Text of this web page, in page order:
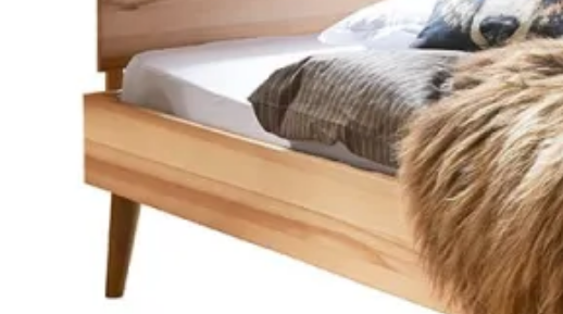
Latex topmadrasser 180x210
Latex topmadrasser 180x200
Latex topmadrasser 160x200
Latex topmadrasser 140x200
Latex topmadrasser 120x200
Latex topmadrasser 90x200
Latex topmadrasser 80x200
Se flere størrelser
Memoryskum topmadrasser
Memoryskum topmadrasser 180x210
Memoryskum topmadrasser 180x200
Memoryskum topmadrasser 160x200
Memoryskum topmadrasser 140x200
Memoryskum topmadrasser 120x200
Memoryskum topmadrasser 90x200
Memoryskum topmadrasser 80x200